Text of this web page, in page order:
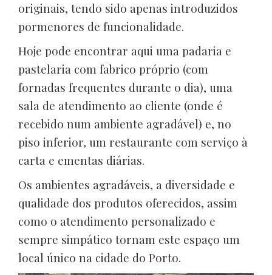
originais, tendo sido apenas introduzidos
pormenores de funcionalidade.
Hoje pode encontrar aqui uma padaria e
pastelaria com fabrico próprio (com
fornadas frequentes durante o dia), uma
sala de atendimento ao cliente (onde é
recebido num ambiente agradável) e, no
piso inferior, um restaurante com serviço à
carta e ementas diárias.
Os ambientes agradáveis, a diversidade e
qualidade dos produtos oferecidos, assim
como o atendimento personalizado e
sempre simpático tornam este espaço um
local único na cidade do Porto.